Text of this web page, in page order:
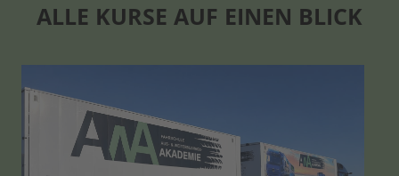
ALLE KURSE AUF EINEN BLICK